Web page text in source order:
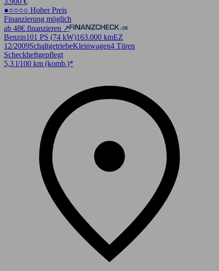
●○○○○ Hoher Preis
Finanzierung möglich
ab 48€ finanzieren ↗
Benzin101 PS (74 kW)163.000 kmEZ
12/2009SchaltgetriebeKleinwagen4 Türen
Scheckheftgepflegt
5,3 l/100 km (komb.)*